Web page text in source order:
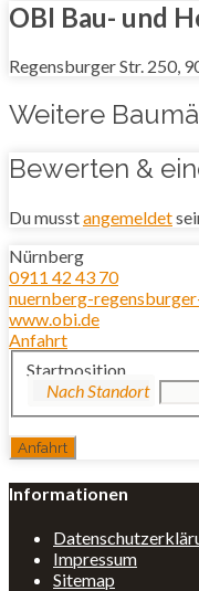
OBI Bau- und
Regensburger Str. 250,
Weitere
Bewerten &
Du musstangemeldet
Nürnberg
0911 42 43 70
nuernberg-
www.obi.de
Anfahrt
Startposition
Informationen
Impressum
Sitemap